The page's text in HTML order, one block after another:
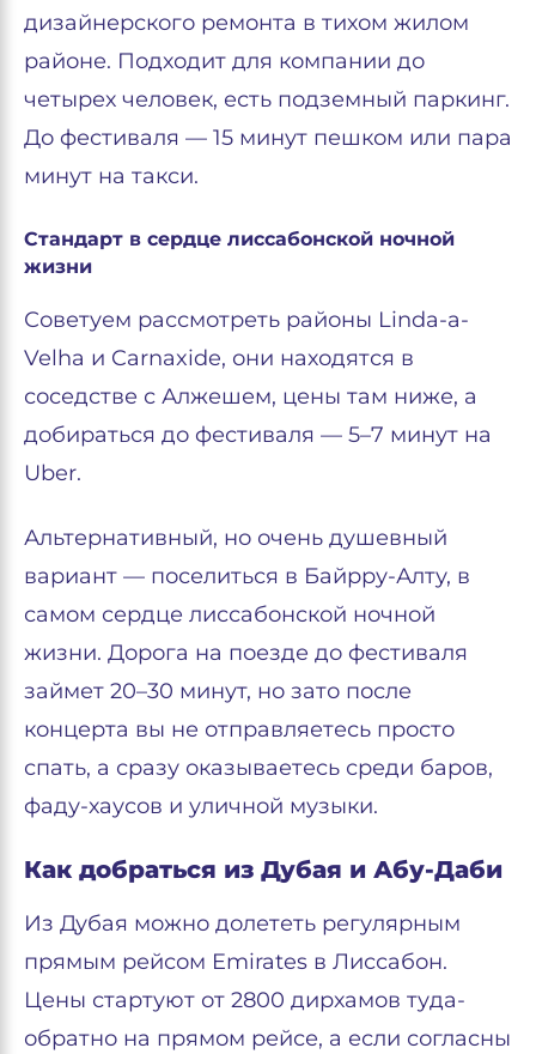
дизайнерского ремонта в тихом жилом
районе. Подходит для компании до
четырех человек, есть подземный паркинг.
До фестиваля — 15 минут пешком или пара
минут на такси.
Стандарт в сердце лиссабонской ночной
жизни
Советуем рассмотреть районы Linda-a-
Velha и Carnaxide, они находятся в
соседстве с Алжешем, цены там ниже, а
добираться до фестиваля — 5–7 минут на
Uber.
Альтернативный, но очень душевный
вариант — поселиться в Байрру-Алту, в
самом сердце лиссабонской ночной
жизни. Дорога на поезде до фестиваля
займет 20–30 минут, но зато после
концерта вы не отправляетесь просто
спать, а сразу оказываетесь среди баров,
фаду-хаусов и уличной музыки.
Как добраться из Дубая и Абу-Даби
Из Дубая можно долететь регулярным
прямым рейсом Emirates в Лиссабон.
Цены стартуют от 2800 дирхамов туда-
обратно на прямом рейсе, а если согласны